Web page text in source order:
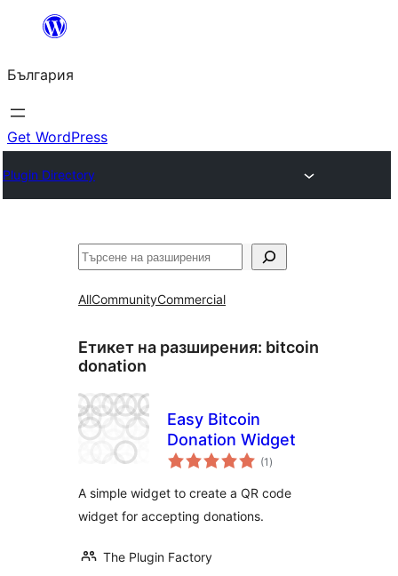
България
Get WordPress
Plugin Directory
Търсене
AllCommunityCommercial
Етикет на разширения: bitcoin
donation
Easy Bitcoin
Donation Widget
(1 общо
оценки
)
A simple widget to create a QR code
widget for accepting donations.
The Plugin Factory